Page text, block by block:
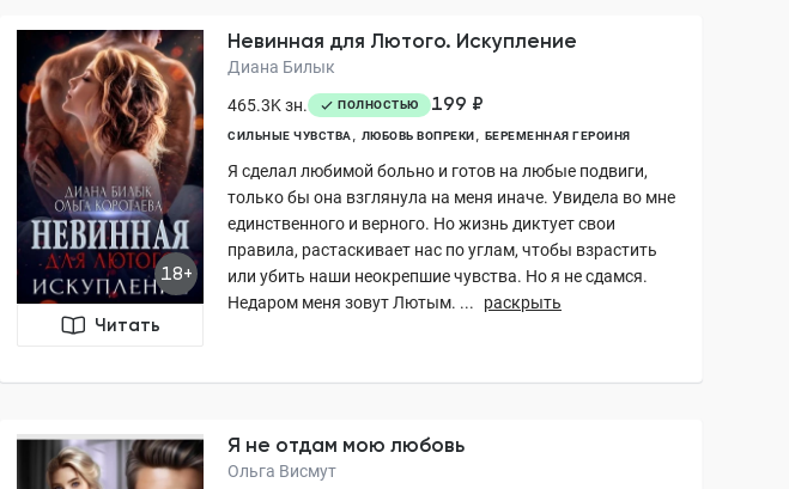
18+
Читать
Невинная для Лютого. Искупление
Диана Билык
465.3K зн.
ПОЛНОСТЬЮ 199 ₽
СИЛЬНЫЕ ЧУВСТВА ЛЮБОВЬ ВОПРЕКИ БЕРЕМЕННАЯ ГЕРОИНЯ
Я сделал любимой больно и готов на любые подвиги,
только бы она взглянула на меня иначе. Увидела во мне
единственного и верного. Но жизнь диктует свои
правила, растаскивает нас по углам, чтобы взрастить
или убить наши неокрепшие чувства. Но я не сдамся.
Недаром меня зовут Лютым. ...
раскрыть
Я не отдам мою любовь
Ольга Висмут